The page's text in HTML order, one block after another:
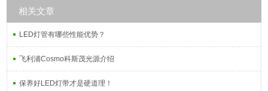
相关文章
LED灯管有哪些性能优势？
飞利浦Cosmo科斯茂光源介绍
保养好LED灯带才是硬道理！